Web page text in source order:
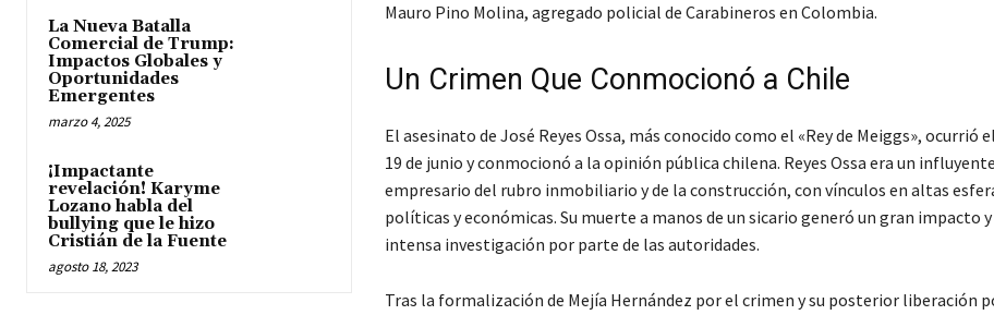
La Nueva Batalla
Comercial de Trump:
Impactos Globales y
Oportunidades
Emergentes
marzo 4, 2025
¡Impactante
revelación! Karyme
Lozano habla del
bullying que le hizo
Cristián de la Fuente
agosto 18, 2023
Mauro Pino Molina, agregado policial de Carabineros en Colombia.
Un Crimen Que Conmocionó a Chile
El asesinato de José Reyes Ossa, más conocido como el «Rey de Meiggs», ocurrió
19 de junio y conmocionó a la opinión pública chilena. Reyes Ossa era un influyente
empresario del rubro inmobiliario y de la construcción, con vínculos en altas
políticas y económicas. Su muerte a manos de un sicario generó un gran impacto y
intensa investigación por parte de las autoridades.
Tras la formalización de Mejía Hernández por el crimen y su posterior liberación